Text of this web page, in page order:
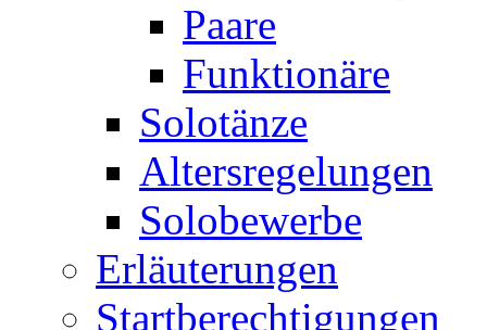
Paare
Funktionäre
Solotänze
Altersregelungen
Solobewerbe
Erläuterungen
Startberechtigungen